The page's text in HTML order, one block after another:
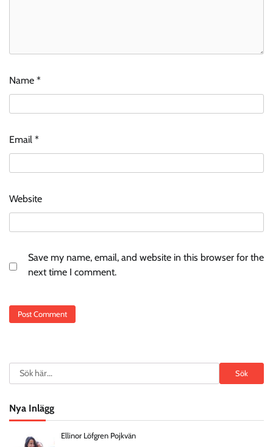
Name *
Email *
Website
Save my name, email, and website in this browser for the
next time I comment.
Search Sök
Nya Inlägg
Ellinor Löfgren Pojkvän